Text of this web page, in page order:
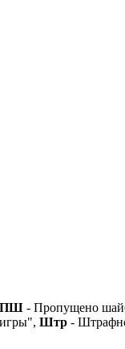
ПШ - Пропущено
Штр -